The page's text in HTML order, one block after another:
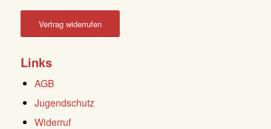
Vertrag widerrufen
Links
AGB
Jugendschutz
Widerruf